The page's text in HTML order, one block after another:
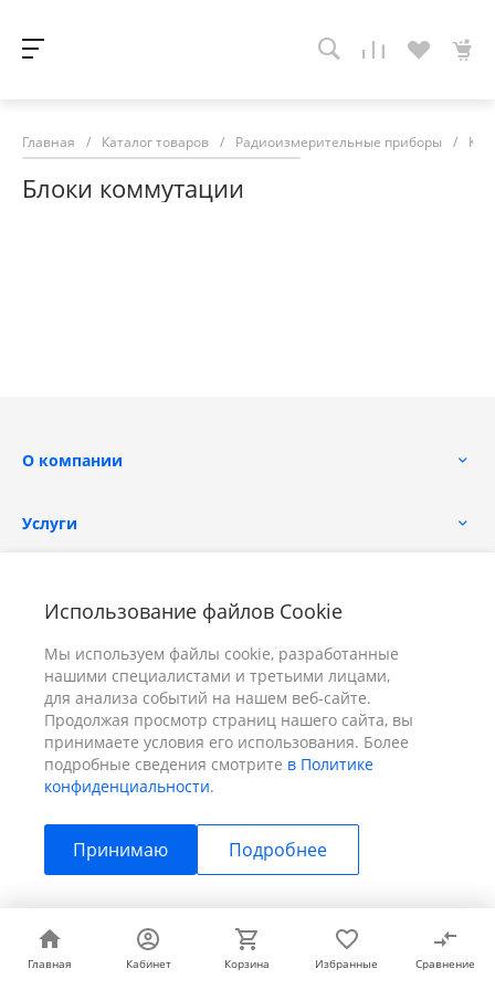
Использование файлов Cookie
Мы используем файлы cookie, разработанные
нашими специалистами и третьими лицами,
для анализа событий на нашем веб-сайте.
Продолжая просмотр страниц нашего сайта, вы
принимаете условия его использования. Более
подробные сведения смотрите в Политике
конфиденциальности.
Принимаю Подробнее
Главная Кабинет Корзина Избранные Сравнение
Главная Кабинет Корзина Избранные Сравнение
Главная / Каталог товаров / Радиоизмерительные приборы /
Блоки коммутации
О компании
Услуги
+7 (391) 298-00-11 Заказать звонок
г. Красноярск, пер. Телевизорный 9 "А" ООО "ПРИЗМ"
© 2026 ПРИЗМ, Все права защищены